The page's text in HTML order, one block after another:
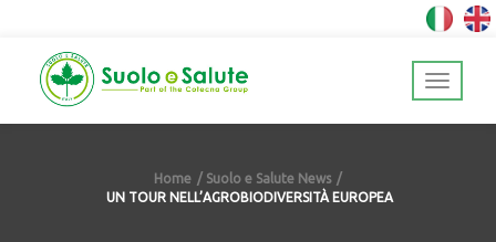
Home
Suolo e Salute News
UN TOUR NELL’AGROBIODIVERSITÀ EUROPEA